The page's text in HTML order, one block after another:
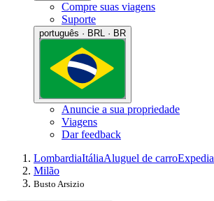
Compre suas viagens
Suporte
português · BRL · BR
Anuncie a sua propriedade
Viagens
Dar feedback
LombardiaItáliaAluguel de carro
Milão
Busto Arsizio